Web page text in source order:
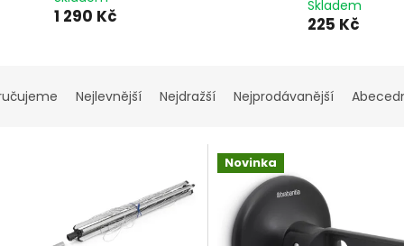
1 290 Kč Skladem
225 Kč
Nejlevnější Nejdražší Nejprodávanější
Novinka